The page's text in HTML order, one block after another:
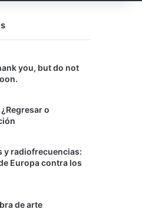
you, but do not
o
y radiofrecuencias:
Europa contra los
de arte